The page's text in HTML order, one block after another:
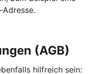
(AGB)
hilfreich sein: